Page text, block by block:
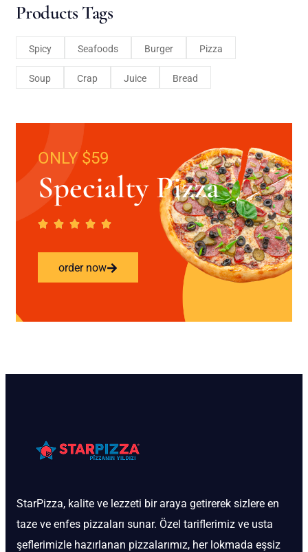
Products Tags
Spicy Seafoods Burger Pizza
Soup Crap Juice Bread
ONLY $59
Specialty Pizza
order now
StarPizza, kalite ve lezzeti bir araya getirerek sizlere en
taze ve enfes pizzaları sunar. Özel tariflerimiz ve usta
şeflerimizle hazırlanan pizzalarımız, her lokmada eşsiz